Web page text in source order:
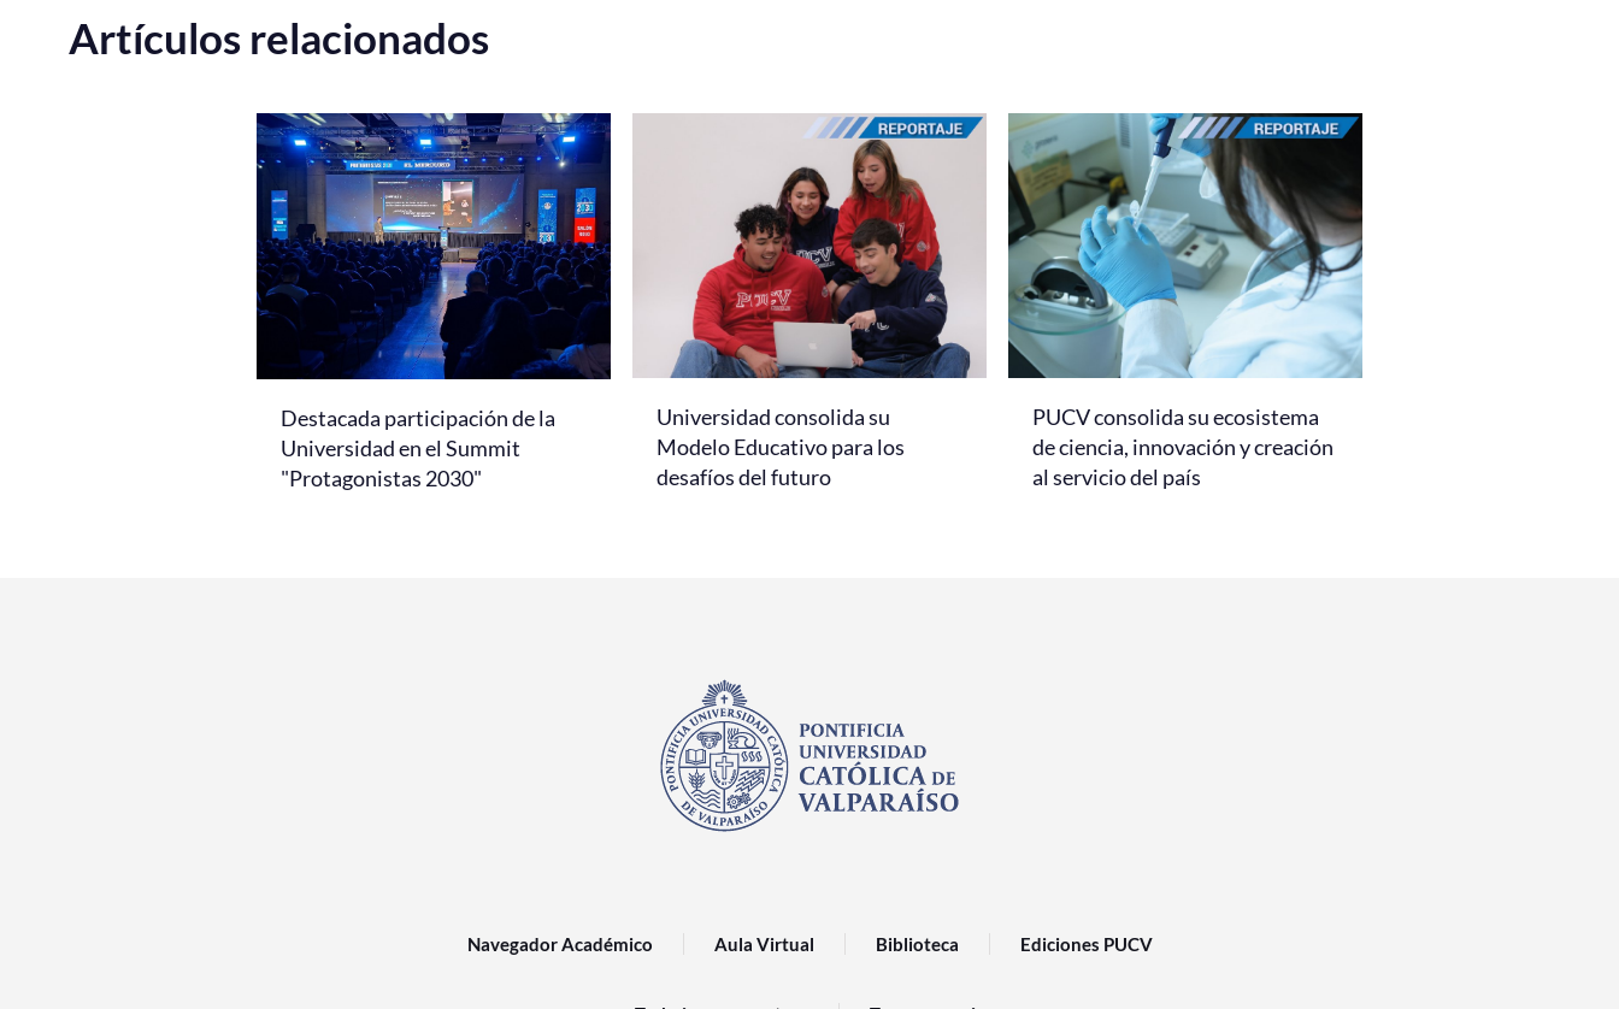
Artículos relacionados
Destacada participación de la
Universidad en el Summit
"Protagonistas 2030"
Universidad consolida su
Modelo Educativo para los
desafíos del futuro
PUCV consolida su ecosistema
de ciencia, innovación y creación
al servicio del país
Navegador Académico Aula Virtual Biblioteca Ediciones PUCV